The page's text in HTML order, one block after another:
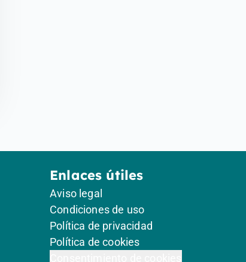
Enlaces útiles
Aviso legal
Condiciones de uso
Política de privacidad
Política de cookies